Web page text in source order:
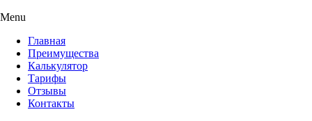
Menu
Главная
Преимущества
Калькулятор
Тарифы
Отзывы
Контакты